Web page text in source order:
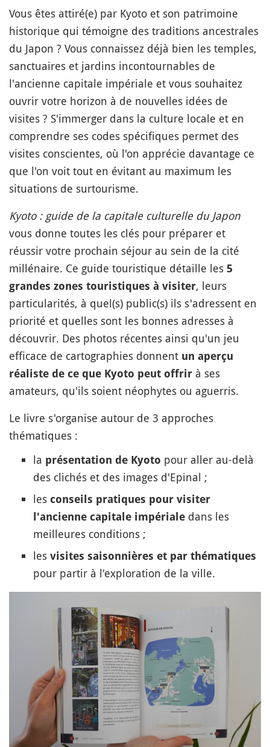
Vous êtes attiré(e) par Kyoto et son patrimoine
historique qui témoigne des traditions ancestrales
du Japon ? Vous connaissez déjà bien les temples,
sanctuaires et jardins incontournables de
l'ancienne capitale impériale et vous souhaitez
ouvrir votre horizon à de nouvelles idées de
visites ? S'immerger dans la culture locale et en
comprendre ses codes spécifiques permet des
visites conscientes, où l'on apprécie davantage ce
que l'on voit tout en évitant au maximum les
situations de surtourisme.
Kyoto : guide de la capitale culturelle du Japon
vous donne toutes les clés pour préparer et
réussir votre prochain séjour au sein de la cité
millénaire. Ce guide touristique détaille les 5
grandes zones touristiques à visiter, leurs
particularités, à quel(s) public(s) ils s'adressent en
priorité et quelles sont les bonnes adresses à
découvrir. Des photos récentes ainsi qu'un jeu
efficace de cartographies donnent un aperçu
réaliste de ce que Kyoto peut offrir à ses
amateurs, qu'ils soient néophytes ou aguerris.
Le livre s'organise autour de 3 approches
thématiques :
la présentation de Kyoto pour aller au-delà
des clichés et des images d'Epinal ;
les conseils pratiques pour visiter
l'ancienne capitale impériale dans les
meilleures conditions ;
les visites saisonnières et par thématiques
pour partir à l'exploration de la ville.